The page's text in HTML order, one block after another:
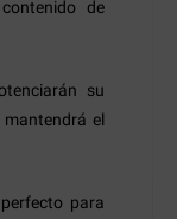
de
su
el
para